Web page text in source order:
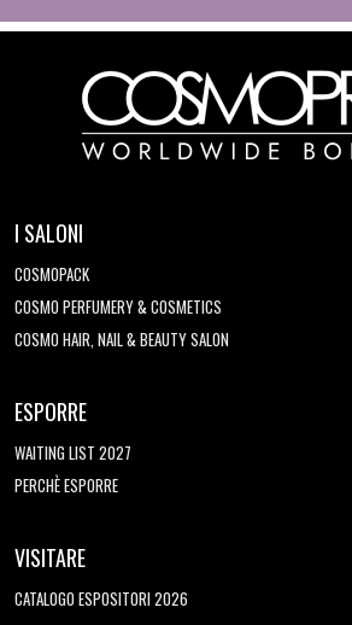
I SALONI
COSMOPACK
COSMO PERFUMERY & COSMETICS
COSMO HAIR, NAIL & BEAUTY SALON
ESPORRE
WAITING LIST 2027
PERCHÈ ESPORRE
VISITARE
CATALOGO ESPOSITORI 2026